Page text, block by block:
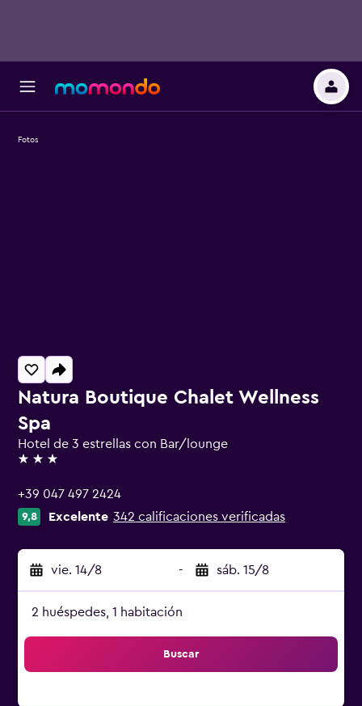
Natura Boutique Chalet Wellness
Spa
Hotel de 3 estrellas con Bar/lounge
3 estrellas
+39 047 497 2424
9,8 Excelente 342 calificaciones verificadas
vie. 14/8 - sáb. 15/8
2 huéspedes, 1 habitación
Buscar
Fotos